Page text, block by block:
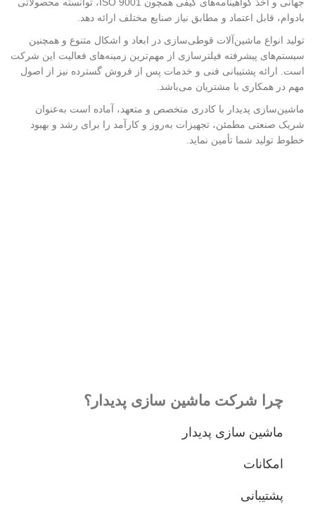
بادوام، قابل اعتماد و مطابق نیاز صنایع مختلف ارائه دهد.
تولید انواع ماشین‌آلات قوطی‌سازی در ابعاد و اشکال متنوع و همچنین
سیستم‌های پیشرفته فیلترسازی از مهم‌ترین زمینه‌های فعالیت این شرکت
است. ارائه پشتیبانی فنی و خدمات پس از فروش گسترده نیز از اصول
مهم در همکاری با مشتریان می‌باشد.
ماشین‌سازی پدیدار با کادری متخصص و متعهد، آماده است به‌عنوان
شریک صنعتی مطمئن، تجهیزات به‌روز و کارآمد را برای رشد و بهبود
خطوط تولید شما تأمین نماید.
چرا شرکت ماشین سازی پدیدار؟
ماشین سازی پدیدار
امکانات
پشتیبانی